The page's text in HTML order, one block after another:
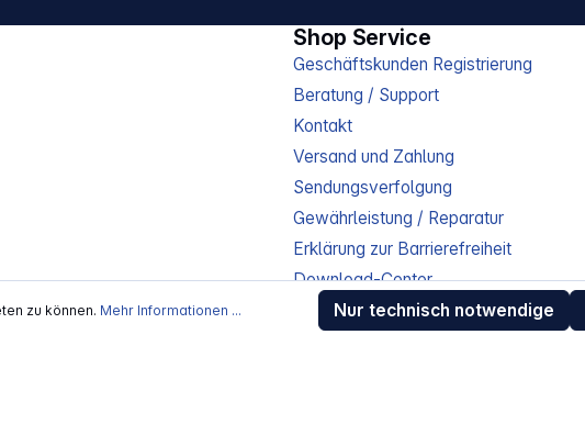
Shop Service
Geschäftskunden Registrierung
Beratung / Support
Kontakt
Versand und Zahlung
Sendungsverfolgung
Gewährleistung / Reparatur
Erklärung zur Barrierefreiheit
Download-Center
zu können. Mehr Informationen ... Nur technisch notwendige